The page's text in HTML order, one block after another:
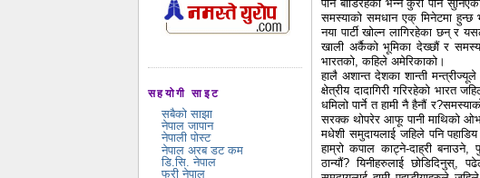
सहयोगी साइट
सबैको साझा
नेपाल जापान
नेपाली पोस्ट
नेपाल अरब डट कम
डि.सि. नेपाल
फ्री नेपाल
पनि बांडिरहेको भन्ने कुरो पनि
समस्याको समधान एक् मिनेटमा हुन्छ
नया पार्टी खोल्न लागिरहेकाछन् र
खाली अर्कैको भूमिका देख्छौं र
भारतको, कहिले अमेरिकाको।
हालै अशान्त देशका शान्ती
क्षेत्रीय दादागिरी गरिरहेको भारत
धमिलो पार्ने त हामी नै हैनौं
सरक्क थोपरेर आफू पानी माथिको
मधेशी समुदायलाई जहिले पनि
हाम्रो कपाल काट्ने-दाह्री बनाउने,
ठान्यौं? यिनीहरुलाई छोडिदिनुस्,